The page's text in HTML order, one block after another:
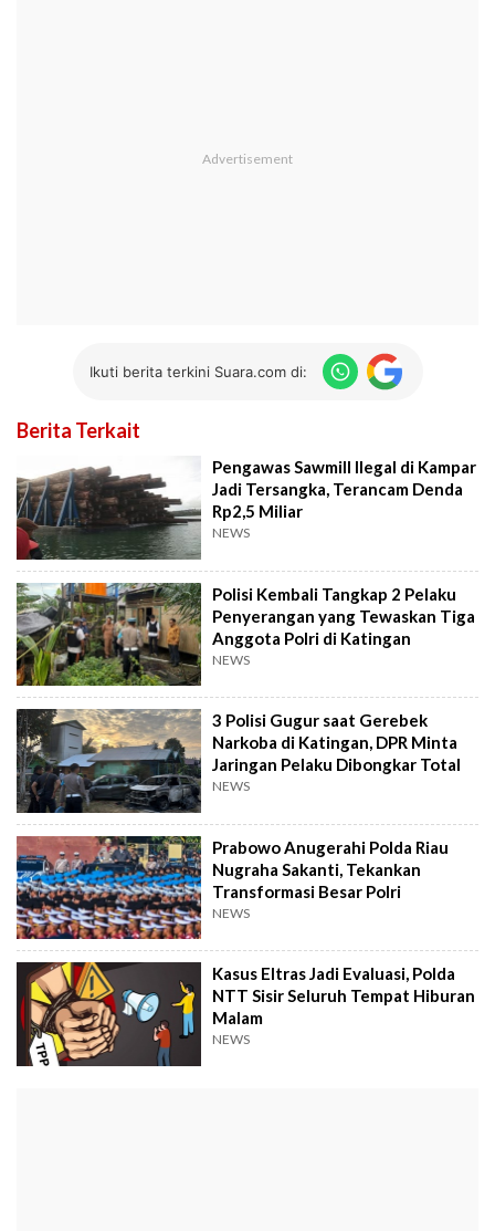
Ikuti berita terkini Suara.com di:
Berita Terkait
Pengawas Sawmill Ilegal di Kampar
Jadi Tersangka, Terancam Denda
Rp2,5 Miliar
NEWS
Polisi Kembali Tangkap 2 Pelaku
Penyerangan yang Tewaskan Tiga
Anggota Polri di Katingan
NEWS
3 Polisi Gugur saat Gerebek
Narkoba di Katingan, DPR Minta
Jaringan Pelaku Dibongkar Total
NEWS
Prabowo Anugerahi Polda Riau
Nugraha Sakanti, Tekankan
Transformasi Besar Polri
NEWS
Kasus Eltras Jadi Evaluasi, Polda
NTT Sisir Seluruh Tempat Hiburan
Malam
NEWS